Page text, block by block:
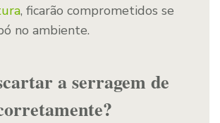
, ficarão comprometidos se
no ambiente.
a serragem de